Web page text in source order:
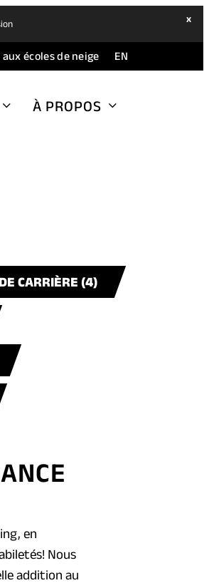
xhide
écoles de neige(opens
in
new
EN
À PROPOS
CARRIÈRE (4)
en
Nous
addition au